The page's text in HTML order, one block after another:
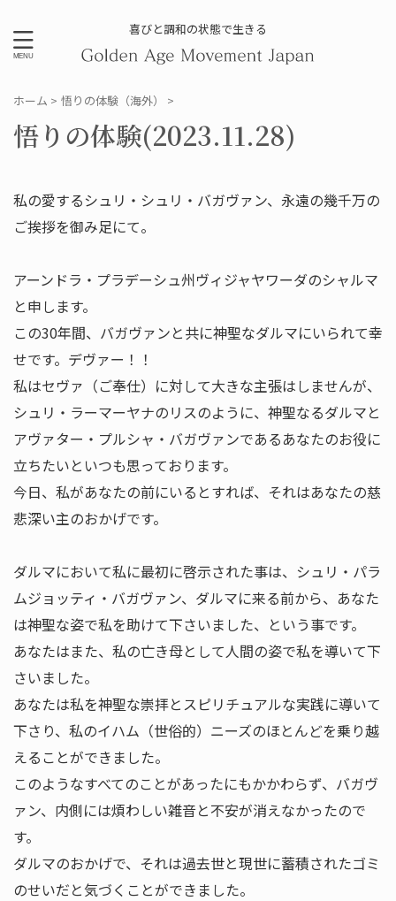
喜びと調和の状態で生きる
ホーム > 悟りの体験（海外） >
悟りの体験(2023.11.28)
私の愛するシュリ・シュリ・バガヴァン、永遠の幾千万の
ご挨拶を御み足にて。
アーンドラ・プラデーシュ州ヴィジャヤワーダのシャルマ
と申します。
この30年間、バガヴァンと共に神聖なダルマにいられて幸
せです。デヴァー！！
私はセヴァ（ご奉仕）に対して大きな主張はしませんが、
シュリ・ラーマーヤナのリスのように、神聖なるダルマと
アヴァター・プルシャ・バガヴァンであるあなたのお役に
立ちたいといつも思っております。
今日、私があなたの前にいるとすれば、それはあなたの慈
悲深い主のおかげです。
ダルマにおいて私に最初に啓示された事は、シュリ・パラ
ムジョッティ・バガヴァン、ダルマに来る前から、あなた
は神聖な姿で私を助けて下さいました、という事です。
あなたはまた、私の亡き母として人間の姿で私を導いて下
さいました。
あなたは私を神聖な崇拝とスピリチュアルな実践に導いて
下さり、私のイハム（世俗的）ニーズのほとんどを乗り越
えることができました。
このようなすべてのことがあったにもかかわらず、バガヴ
ァン、内側には煩わしい雑音と不安が消えなかったので
す。
ダルマのおかげで、それは過去世と現世に蓄積されたゴミ
のせいだと気づくことができました。